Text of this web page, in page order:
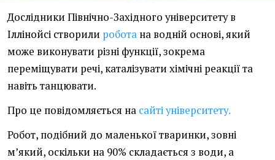
Дослідники Північно-Західного університету в
Іллінойсі створили робота на водній основі, який
може виконувати різні функції, зокрема
переміщувати речі, каталізувати хімічні реакції та
навіть танцювати.
Про це повідомляється на сайті університету.
Робот, подібний до маленької тваринки, зовні
м’який, оскільки на 90% складається з води, а